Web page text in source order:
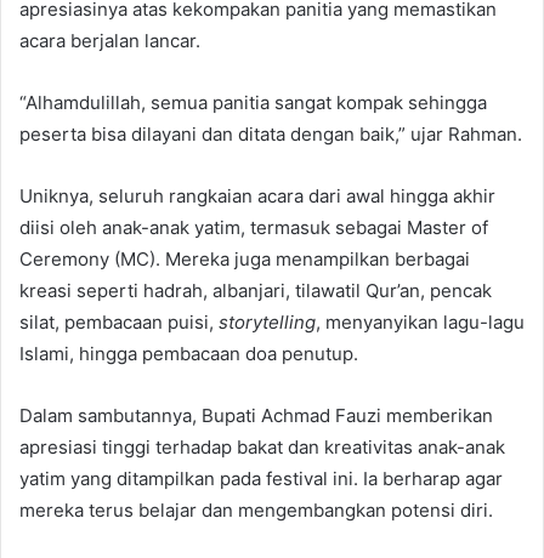
apresiasinya atas kekompakan panitia yang memastikan
acara berjalan lancar.
“Alhamdulillah, semua panitia sangat kompak sehingga
peserta bisa dilayani dan ditata dengan baik,” ujar Rahman.
Uniknya, seluruh rangkaian acara dari awal hingga akhir
diisi oleh anak-anak yatim, termasuk sebagai Master of
Ceremony (MC). Mereka juga menampilkan berbagai
kreasi seperti hadrah, albanjari, tilawatil Qur’an, pencak
silat, pembacaan puisi, storytelling, menyanyikan lagu-lagu
Islami, hingga pembacaan doa penutup.
Dalam sambutannya, Bupati Achmad Fauzi memberikan
apresiasi tinggi terhadap bakat dan kreativitas anak-anak
yatim yang ditampilkan pada festival ini. Ia berharap agar
mereka terus belajar dan mengembangkan potensi diri.